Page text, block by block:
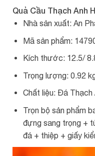
Quả Cầu Thạch Anh
Nhà sản xuất: An
Mã sản phẩm:
Kích thước: 12.5/
Trọng lượng: 0.92
Chất liệu: Đá Thạch
Trọn bộ sản phẩm
đựng sang trọng +
đá + thiệp + giấy